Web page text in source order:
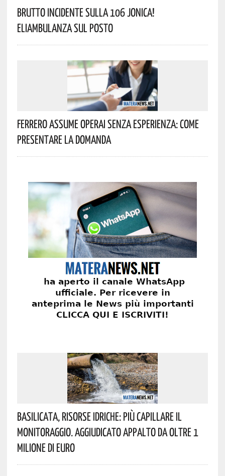
Brutto Incidente Sulla 106 Jonica!
Eliambulanza Sul Posto
Ferrero Assume Operai Senza Esperienza: Come
Presentare La Domanda
Basilicata, Risorse Idriche: Più Capillare Il
Monitoraggio. Aggiudicato Appalto Da Oltre 1
Milione Di Euro